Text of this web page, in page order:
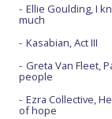
Ellie Goulding, I
much
Kasabian, Act III
Greta Van Fleet,
people
Ezra Collective,
of hope